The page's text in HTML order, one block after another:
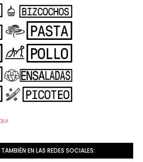
EN LAS REDES SOCIALES: